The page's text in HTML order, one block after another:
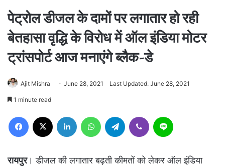
पेट्रोल डीजल के दामों पर लगातार हो रही
बेतहासा वृद्धि के विरोध में ऑल इंडिया मोटर
ट्रांसपोर्ट आज मनाएंगे ब्लैक-डे
Ajit Mishra June 28, 2021 Last Updated: June 28, 2021
1 minute read
Facebook LinkedIn WhatsAppTelegram Viber
रायपुर। डीजल की लगातार बढ़ती कीमतों को लेकर ऑल इंडिया